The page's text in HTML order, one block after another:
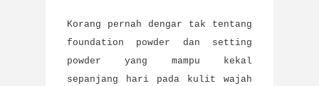
Korang pernah dengar tak tentang
foundation powder dan setting
powder yang mampu kekal
sepanjang hari pada kulit wajah